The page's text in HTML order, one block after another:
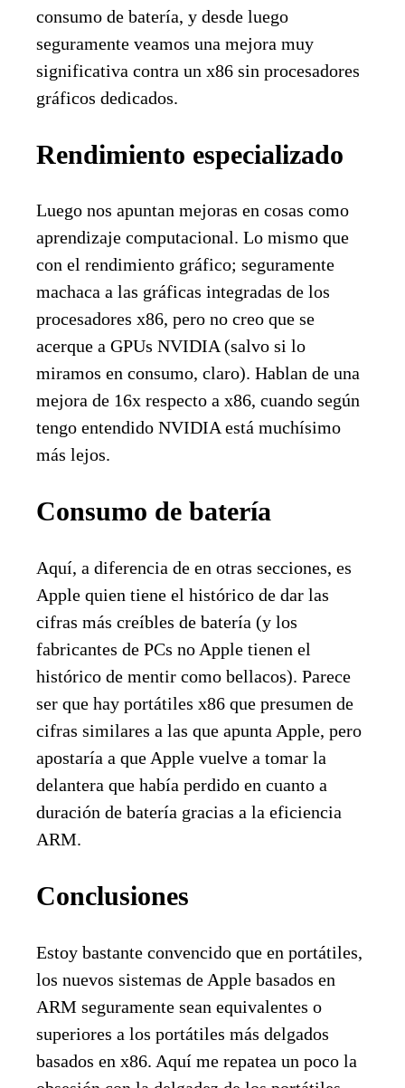
consumo de batería, y desde luego
seguramente veamos una mejora muy
significativa contra un x86 sin procesadores
gráficos dedicados.
Rendimiento especializado
Luego nos apuntan mejoras en cosas como
aprendizaje computacional. Lo mismo que
con el rendimiento gráfico; seguramente
machaca a las gráficas integradas de los
procesadores x86, pero no creo que se
acerque a GPUs NVIDIA (salvo si lo
miramos en consumo, claro). Hablan de una
mejora de 16x respecto a x86, cuando según
tengo entendido NVIDIA está muchísimo
más lejos.
Consumo de batería
Aquí, a diferencia de en otras secciones, es
Apple quien tiene el histórico de dar las
cifras más creíbles de batería (y los
fabricantes de PCs no Apple tienen el
histórico de mentir como bellacos). Parece
ser que hay portátiles x86 que presumen de
cifras similares a las que apunta Apple, pero
apostaría a que Apple vuelve a tomar la
delantera que había perdido en cuanto a
duración de batería gracias a la eficiencia
ARM.
Conclusiones
Estoy bastante convencido que en portátiles,
los nuevos sistemas de Apple basados en
ARM seguramente sean equivalentes o
superiores a los portátiles más delgados
basados en x86. Aquí me repatea un poco la